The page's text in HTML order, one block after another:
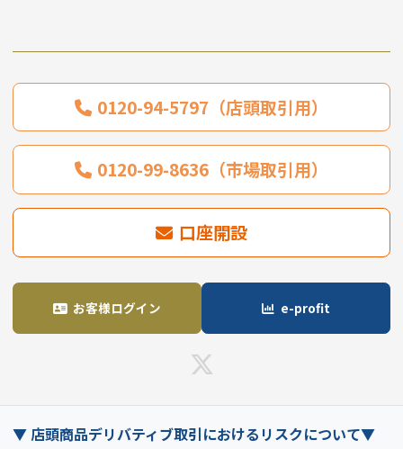
0120-94-5797（店頭取引用）
0120-99-8636（市場取引用）
口座開設
お客様ログイン e-profit
▼ 店頭商品デリバティブ取引におけるリスクについて▼